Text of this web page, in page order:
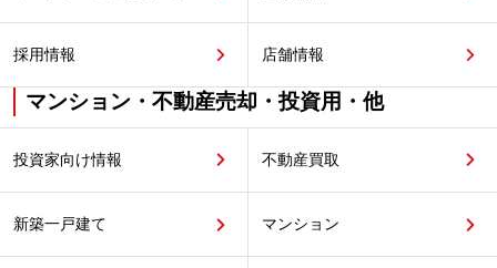
採用情報 店舗情報
マンション・不動産売却・投資用・他
投資家向け情報 不動産買取
新築一戸建て マンション